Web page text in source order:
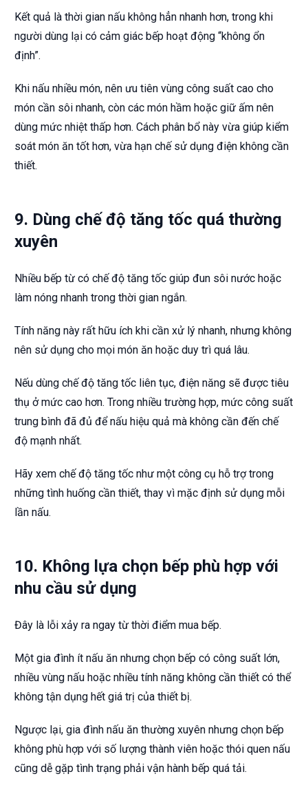
Kết quả là thời gian nấu không hẳn nhanh hơn, trong khi
người dùng lại có cảm giác bếp hoạt động “không ổn
định”.
Khi nấu nhiều món, nên ưu tiên vùng công suất cao cho
món cần sôi nhanh, còn các món hầm hoặc giữ ấm nên
dùng mức nhiệt thấp hơn. Cách phân bổ này vừa giúp kiểm
soát món ăn tốt hơn, vừa hạn chế sử dụng điện không cần
thiết.
9. Dùng chế độ tăng tốc quá thường
xuyên
Nhiều bếp từ có chế độ tăng tốc giúp đun sôi nước hoặc
làm nóng nhanh trong thời gian ngắn.
Tính năng này rất hữu ích khi cần xử lý nhanh, nhưng không
nên sử dụng cho mọi món ăn hoặc duy trì quá lâu.
Nếu dùng chế độ tăng tốc liên tục, điện năng sẽ được tiêu
thụ ở mức cao hơn. Trong nhiều trường hợp, mức công suất
trung bình đã đủ để nấu hiệu quả mà không cần đến chế
độ mạnh nhất.
Hãy xem chế độ tăng tốc như một công cụ hỗ trợ trong
những tình huống cần thiết, thay vì mặc định sử dụng mỗi
lần nấu.
10. Không lựa chọn bếp phù hợp với
nhu cầu sử dụng
Đây là lỗi xảy ra ngay từ thời điểm mua bếp.
Một gia đình ít nấu ăn nhưng chọn bếp có công suất lớn,
nhiều vùng nấu hoặc nhiều tính năng không cần thiết có thể
không tận dụng hết giá trị của thiết bị.
Ngược lại, gia đình nấu ăn thường xuyên nhưng chọn bếp
không phù hợp với số lượng thành viên hoặc thói quen nấu
cũng dễ gặp tình trạng phải vận hành bếp quá tải.